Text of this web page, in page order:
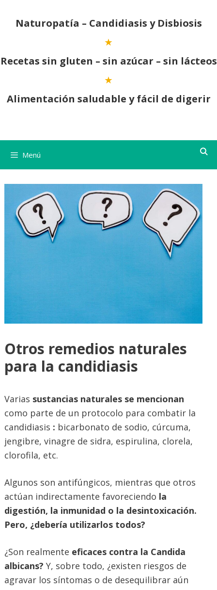
contenido
Naturopatía – Candidiasis y Disbiosis
Recetas sin gluten – sin azúcar – sin lácteos
Alimentación saludable y fácil de digerir
Menú
Otros remedios naturales
para la candidiasis
Varias sustancias naturales se mencionan
como parte de un protocolo para combatir la
candidiasis : bicarbonato de sodio, cúrcuma,
jengibre, vinagre de sidra, espirulina, clorela,
clorofila, etc.
Algunos son antifúngicos, mientras que otros
actúan indirectamente favoreciendo la
digestión, la inmunidad o la desintoxicación.
Pero, ¿debería utilizarlos todos?
¿Son realmente eficaces contra la Candida
albicans? Y, sobre todo, ¿existen riesgos de
agravar los síntomas o de desequilibrar aún